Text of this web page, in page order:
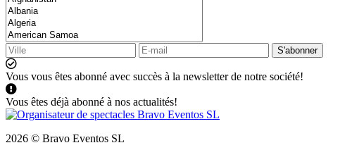
S'abonner
Vous vous êtes abonné avec succès à la newsletter de notre société!
Vous êtes déjà abonné à nos actualités!
2026 © Bravo Eventos SL